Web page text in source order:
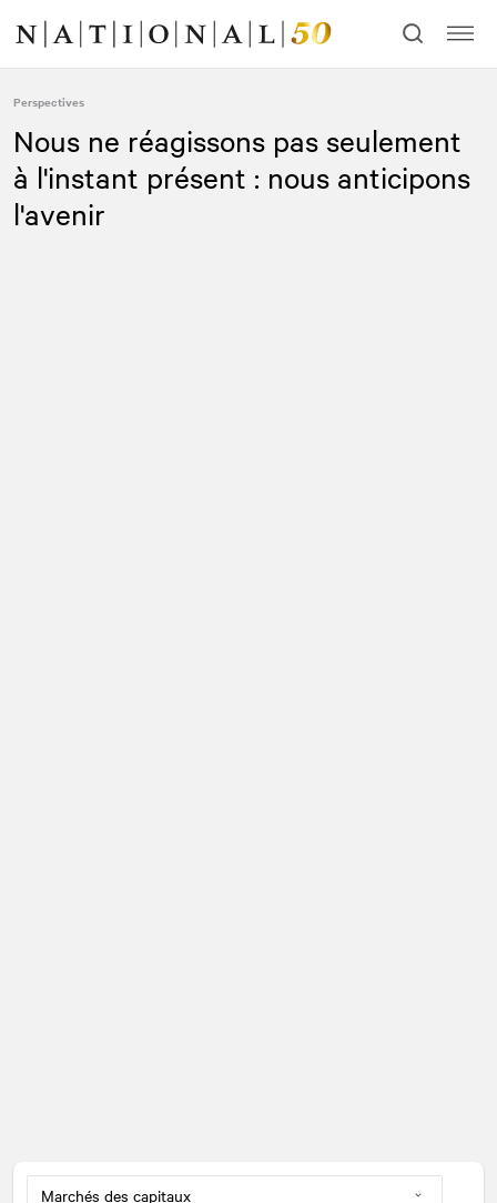
contenu
navigation
Perspectives
Nous ne réagissons pas seulement
à l'instant présent : nous anticipons
l'avenir